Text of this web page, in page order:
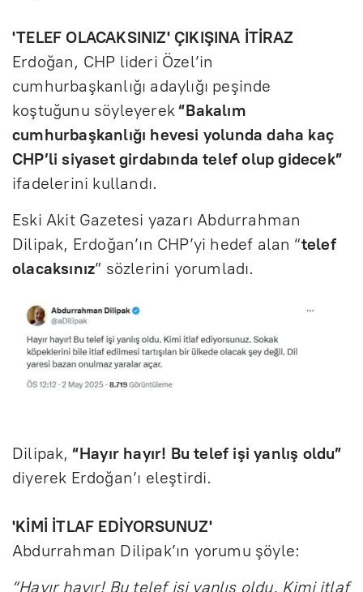
'TELEF OLACAKSINIZ' ÇIKIŞINA İTİRAZ
Erdoğan, CHP lideri Özel’in
cumhurbaşkanlığı adaylığı peşinde
koştuğunu söyleyerek“Bakalım
cumhurbaşkanlığı hevesi yolunda daha kaç
CHP’li siyaset girdabında telef olup gidecek”
ifadelerini kullandı.
Eski Akit Gazetesi yazarı Abdurrahman
Dilipak, Erdoğan’ın CHP’yi hedef alan “telef
olacaksınız” sözlerini yorumladı.
Dilipak,“Hayır hayır! Bu telef işi yanlış oldu”
diyerek Erdoğan’ı eleştirdi.
'KİMİ İTLAF EDİYORSUNUZ'
Abdurrahman Dilipak’ın yorumu şöyle:
“Hayır hayır! Bu telef işi yanlış oldu. Kimi itlaf